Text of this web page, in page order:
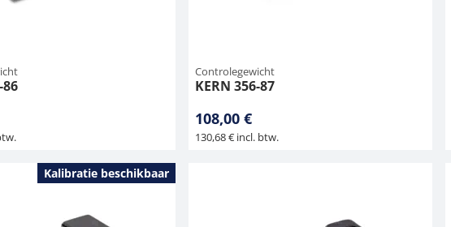
86
Controlegewicht
KERN 356-87
108,00 €
130,68 € incl. btw.
Kalibratie beschikbaar